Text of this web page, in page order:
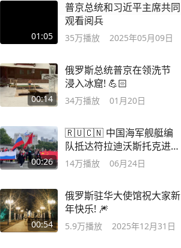
01:05
普京总统和习近平主席共同
观看阅兵
35万播放 2025年05月09日
00:14
俄罗斯总统普京在领洗节
浸入冰窟! 💪🏻
34万播放 01月20日
00:26
🇷🇺🇨🇳 中国海军舰艇编
队抵达符拉迪沃斯托克进
行友好访问。此次访问将
文体活动，并与太平洋舰
队军人开展经验交流。
14万播放 06月24日
00:54
俄罗斯驻华大使馆祝大家新
年快乐! 🎆
5.9万播放 2025年12月31日